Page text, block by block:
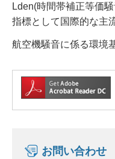
Lden(時間帯補正等価
指標として国際的な主
航空機騒音に係る環境
お問い合わせ